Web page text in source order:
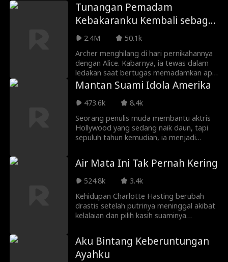
Tunangan Pemadam
Kebakaranku Kembali sebagai
Miliarder
2.4M
50.1k
Archer menghilang di hari pernikahannya
dengan Alice. Kabarnya, ia tewas dalam
ledakan saat bertugas memadamkan api.
Orang tua Alice yang serakah
berengsek bernama Philip. Di pernikahan
suami lagi—namun pria itu kini
bertunangan dengan wanita lain.
Mantan Suami Idola Amerika
473.6k
8.4k
Seorang penulis muda membantu aktris
Hollywood yang sedang naik daun, tapi
sepuluh tahun kemudian, ia menjadi
diakui. Ketika mantan kekasih sang istri
muncul kembali, Daniel memutuskan
untuk menceraikan Bintang Amerika.
Namun, ketika sang istri sadar kehilangan,
mungkin sudah terlambat.
Air Mata Ini Tak Pernah Kering
524.8k
3.4k
Kehidupan Charlotte Hasting berubah
drastis setelah putrinya meninggal akibat
kelalaian dan pilih kasih suaminya
parahnya lagi, suaminya tidak percaya
pada Charlotte dan mengira dia
menyembunyikan putri mereka darinya,
Aku Bintang Keberuntungan
Ayahku